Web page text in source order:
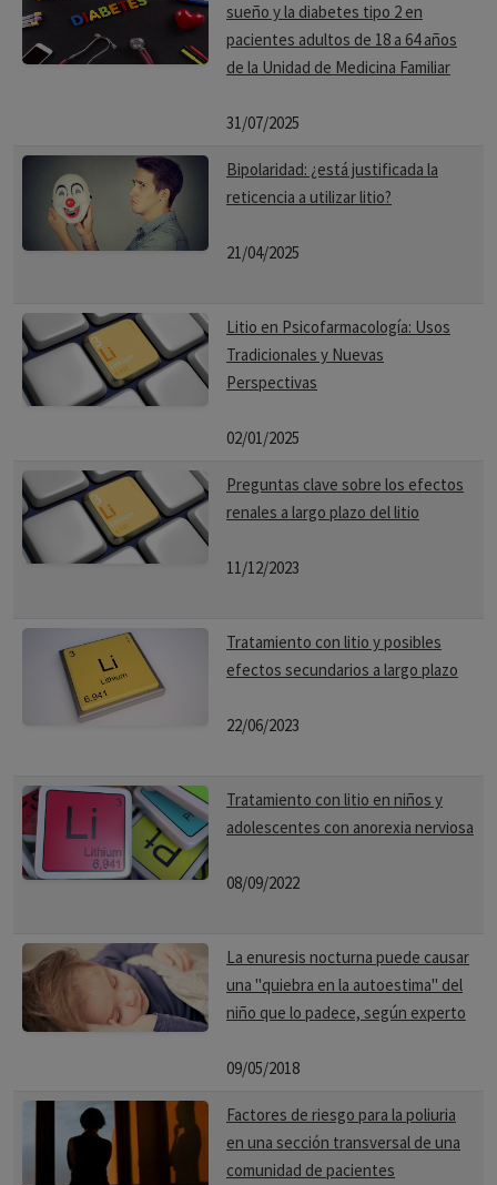
sueño y la diabetes tipo 2 en
pacientes adultos de 18 a 64 años
de la Unidad de Medicina Familiar
31/07/2025
Bipolaridad: ¿está justificada la
reticencia a utilizar litio?
21/04/2025
Litio en Psicofarmacología: Usos
Tradicionales y Nuevas
Perspectivas
02/01/2025
Preguntas clave sobre los efectos
renales a largo plazo del litio
11/12/2023
Tratamiento con litio y posibles
efectos secundarios a largo plazo
22/06/2023
Tratamiento con litio en niños y
adolescentes con anorexia nerviosa
08/09/2022
La enuresis nocturna puede causar
una "quiebra en la autoestima" del
niño que lo padece, según experto
09/05/2018
Factores de riesgo para la poliuria
en una sección transversal de una
comunidad de pacientes